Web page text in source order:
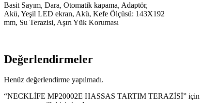
Basit Sayım, Dara, Otomatik kapama, Adaptör,
Akü, Yeşil LED ekran, Akü, Kefe Ölçüsü: 143X192
mm, Su Terazisi, Aşırı Yük Koruması
Değerlendirmeler
Henüz değerlendirme yapılmadı.
“NECKLİFE MP20002E HASSAS TARTIM TERAZİSİ” için